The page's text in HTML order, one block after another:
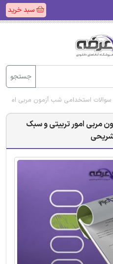
سبد خرید
جستجو
سوالات استخدامی شب آزمون مربی امور تربیتی و سبک
مربی امور تربیتی و سبک